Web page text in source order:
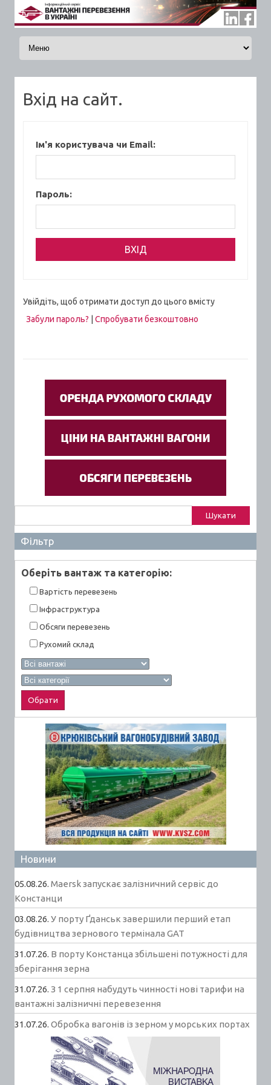
Skip to content
Вхід на сайт.
Ім'я користувача чи Email:
Пароль:
Увійдіть, щоб отримати доступ до цього вмісту
Забули пароль?
Спробувати безкоштовно
Фільтр
Оберiть вантаж та категорiю:
Вартiсть перевезень
Інфраструктура
Обсяги перевезень
Рухомий склад
Новини
05.08.26. Maersk запускає залізничний сервіс до
Констанци
03.08.26. У порту Ґданськ завершили перший етап
будівництва зернового термінала GAT
31.07.26. В порту Констанца збільшені потужності для
зберігання зерна
31.07.26. З 1 серпня набудуть чинності нові тарифи на
вантажні залізничні перевезення
31.07.26. Обробка вагонів із зерном у морських портах